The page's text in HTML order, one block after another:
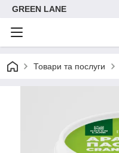
GREEN LANE
Товари та послуги